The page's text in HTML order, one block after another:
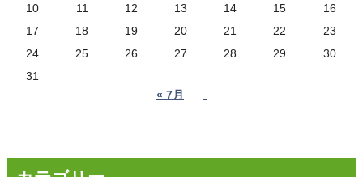
10
11 12 13 14 15
16
17
18 19 20 21 22
23
24
25 26 27 28 29
30
31
« 7月